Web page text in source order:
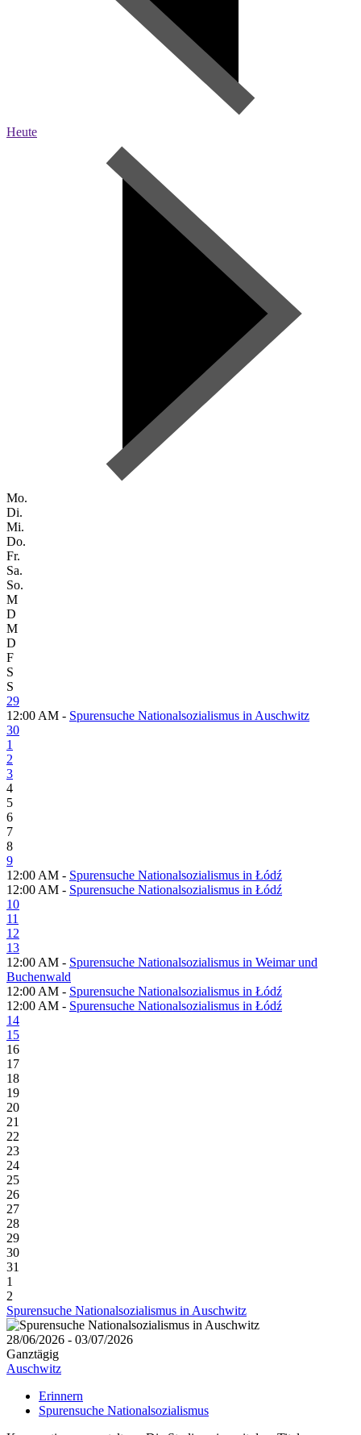
Heute
Mo.
Di.
Mi.
Do.
Fr.
Sa.
So.
M
D
M
D
F
S
S
29
12:00 AM - Spurensuche Nationalsozialismus in Auschwitz
30
1
2
3
4
5
6
7
8
9
12:00 AM - Spurensuche Nationalsozialismus in Łódź
12:00 AM - Spurensuche Nationalsozialismus in Łódź
10
11
12
13
12:00 AM - Spurensuche Nationalsozialismus in Weimar und
Buchenwald
12:00 AM - Spurensuche Nationalsozialismus in Łódź
12:00 AM - Spurensuche Nationalsozialismus in Łódź
14
15
16
17
18
19
20
21
22
23
24
25
26
27
28
29
30
31
1
2
Spurensuche Nationalsozialismus in Auschwitz
28/06/2026 - 03/07/2026
Ganztägig
Auschwitz
Erinnern
Spurensuche Nationalsozialismus